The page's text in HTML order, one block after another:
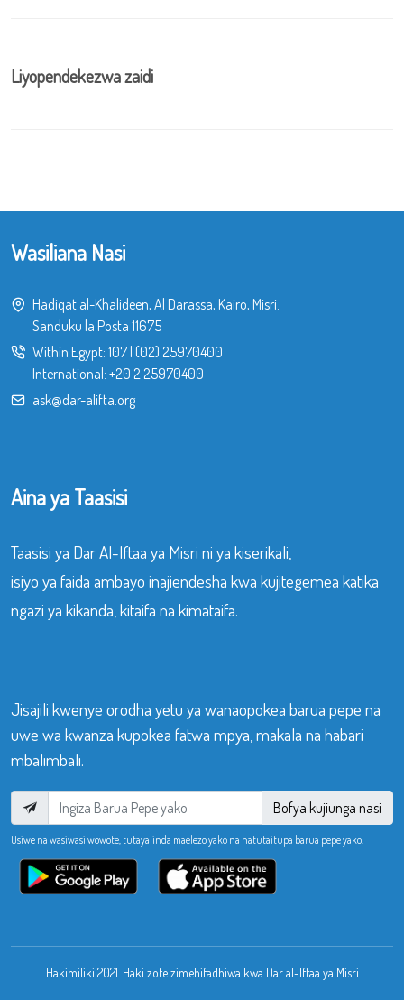
Liyopendekezwa zaidi
Wasiliana Nasi
Hadiqat al-Khalideen, Al Darassa, Kairo, Misri.
Sanduku la Posta 11675
Within Egypt: 107| (02) 25970400
International: +20 2 25970400
ask@dar-alifta.org
Aina ya Taasisi
Taasisi ya Dar Al-Iftaa ya Misri ni ya kiserikali,
isiyo ya faida ambayo inajiendesha kwa kujitegemea katika
ngazi ya kikanda, kitaifa na kimataifa.
Jisajili kwenye orodha yetu ya wanaopokea barua pepe na
uwe wa kwanza kupokea fatwa mpya, makala na habari
mbalimbali.
Bofya kujiunga nasi
Usiwe na wasiwasi wowote, tutayalinda maelezo yako na hatutaitupa barua pepe yako.
Hakimiliki 2021. Haki zote zimehifadhiwa kwa Dar al-Iftaa ya Misri